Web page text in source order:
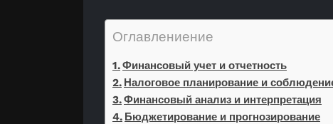
Оглавлениение
Финансовый учет и отчетность
Налоговое планирование и
Финансовый анализ и интерпретация
Бюджетирование и прогнозирование